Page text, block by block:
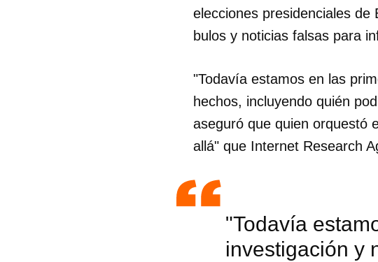
elecciones presidenciales
bulos y noticias falsas para
"Todavía estamos en las
hechos, incluyendo quién
aseguró que quien orquestó
allá" que Internet Research
"Todavía
investigación y